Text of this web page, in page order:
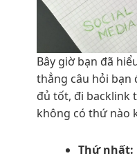
Bây giờ bạn đã
thẳng câu hỏi bạn
đủ tốt, đi backlink
không có thứ nào
Thứ nhất: